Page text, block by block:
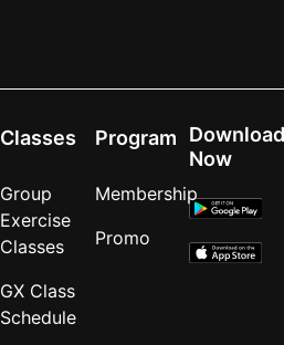
Classes
Group
Exercise
Classes
GX Class
Schedule
Program
Membership
Promo
Now